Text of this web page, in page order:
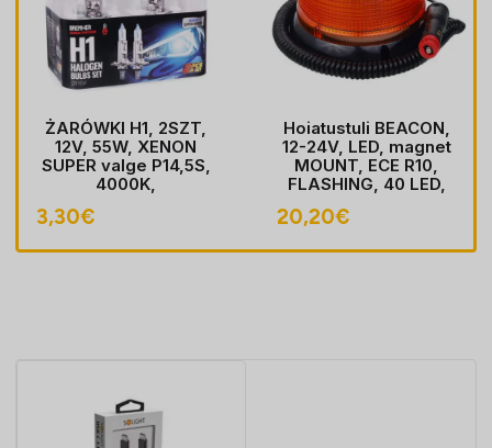
ŻARÓWKI H1, 2SZT,
12V, 55W, XENON
SUPER valge P14,5S,
4000K,
3,30€
Hoiatustuli BEACON,
12-24V, LED, magnet
MOUNT, ECE R10,
FLASHING, 40 LED,
sobib LIGHTER pesa
20,20€